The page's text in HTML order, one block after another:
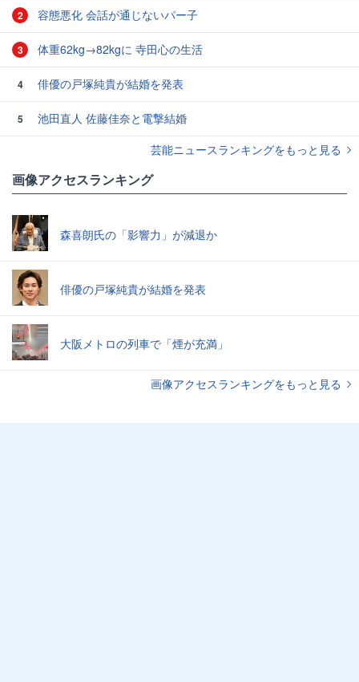
2 容態悪化 会話が通じないパー子
3 体重62kg→82kgに 寺田心の生活
4 俳優の戸塚純貴が結婚を発表
5
池田直人 佐藤佳奈と電撃結婚
芸能ニュースランキングをもっと見る
画像アクセスランキング
森喜朗氏の「影響力」が減退か
俳優の戸塚純貴が結婚を発表
大阪メトロの列車で「煙が充満」
画像アクセスランキングをもっと見る